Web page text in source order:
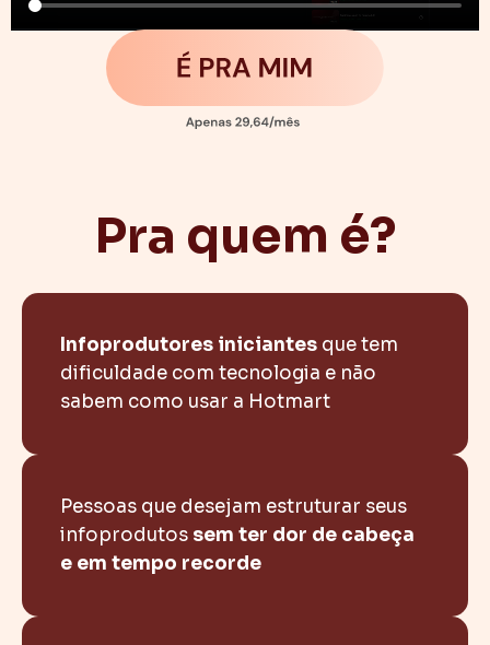
Pra quem é?
Infoprodutores iniciantes que tem
dificuldade com tecnologia e não
sabem como usar a Hotmart
Pessoas que desejam estruturar seus
infoprodutos sem ter dor de cabeça
e em tempo recorde